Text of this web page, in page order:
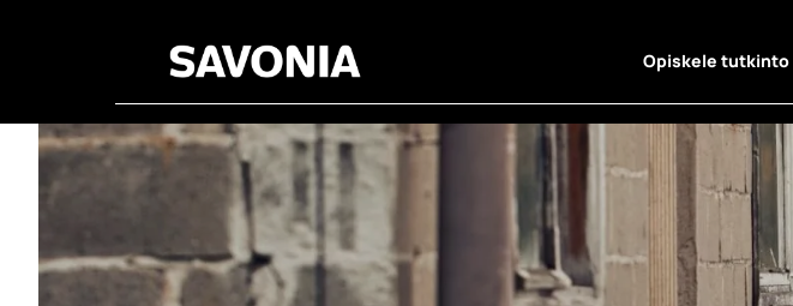
Opiskele tutkinto
Päättyneet